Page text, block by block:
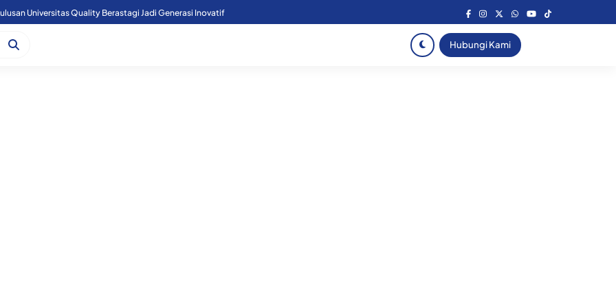
Polsek Perbaungan dan Unsur Aparatur Desa Bingkat.
Hubungi Kami